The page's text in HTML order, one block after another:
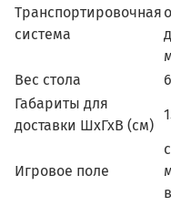
Транспортировочная
система
Вес стола
Габариты для
доставки ШхГхВ (см)
Игровое поле